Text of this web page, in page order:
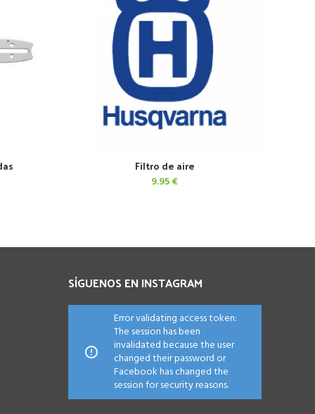
AÑADIR AL CARRITO
Filtro de aire
9.95€
SÍGUENOS EN INSTAGRAM
Error validating access token:
The session has been
invalidated because the user
changed their password or
Facebook has changed the
session for security reasons.